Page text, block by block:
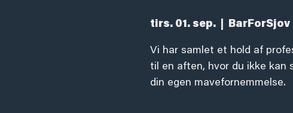
tirs. 01. sep.
  |
BarForSjov
Vi har samlet et hold af
til en aften, hvor du ikke kan
din egen mavefornemmelse.